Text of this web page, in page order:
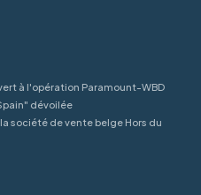
à l'opération Paramount-WBD
dévoilée
société de vente belge Hors du